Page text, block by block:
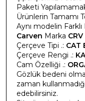
Paketi
Ürünlerin Tamamı
Aynı modelin
Carven Marka
Çerçeve Tipi .: CAT
Çerçeve Rengi .:
Cam Özelliği .:
Gözlük bedeni
zaman
edebilirsiniz.